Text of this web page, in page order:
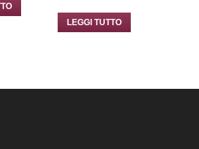
LEGGI TUTTO